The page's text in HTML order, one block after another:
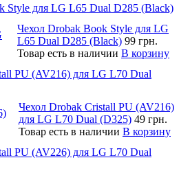
Style для LG L65 Dual D285 (Black)
Чехол Drobak Book Style для LG
L65 Dual D285 (Black) 99 грн.
Товар есть в наличии В корзину
PU (AV216) для LG L70 Dual
Чехол Drobak Cristall PU (AV216)
для LG L70 Dual (D325) 49 грн.
Товар есть в наличии В корзину
PU (AV226) для LG L70 Dual